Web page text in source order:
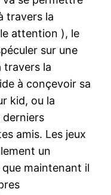
travers la
attention ), le
sur une
travers la
à conçevoir sa
kid, ou la
derniers
amis. Les jeux
un
maintenant il